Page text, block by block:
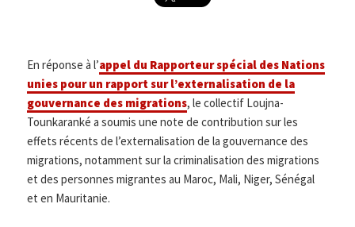
En réponse à l’appel du Rapporteur spécial des Nations
unies pour un rapport sur l’externalisation de la
gouvernance des migrations, le collectif Loujna-
Tounkaranké a soumis une note de contribution sur les
effets récents de l’externalisation de la gouvernance des
migrations, notamment sur la criminalisation des migrations
et des personnes migrantes au Maroc, Mali, Niger, Sénégal
et en Mauritanie.